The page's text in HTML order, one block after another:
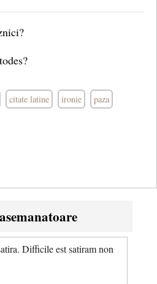
citate latine ironie paza
Difficile est satiram non